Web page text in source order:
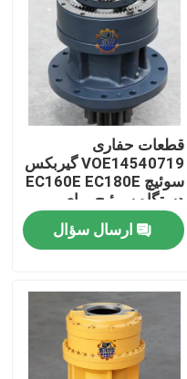
قطعات حفاری
VOE14540719 گیربکس
سوئیچ EC160E EC180E
دستگاه سوئیچ برای
قطعات حفاری
ارسال سؤال